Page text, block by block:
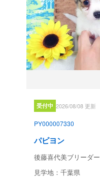
受付中 2026/08/08 更新
PY000007330
パピヨン
後藤喜代美ブリーダー
見学地：千葉県